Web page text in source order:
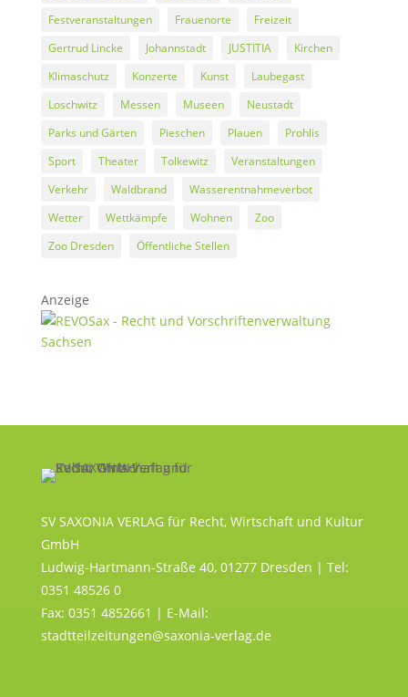
Festveranstaltungen
Frauenorte
Freizeit
Gertrud Lincke
Johannstadt JUSTITIA
Kirchen
Klimaschutz
Konzerte Kunst
Laubegast
Loschwitz
Messen Museen
Neustadt
Parks und Gärten
Pieschen Plauen
Prohlis
Sport
Theater Tolkewitz
Veranstaltungen
Verkehr
Waldbrand
Wasserentnahmeverbot
Wetter
Wettkämpfe Wohnen
Zoo
Zoo Dresden
Öffentliche Stellen
Anzeige
SV SAXONIA VERLAG für Recht, Wirtschaft und Kultur
GmbH
Ludwig-Hartmann-Straße 40, 01277 Dresden | Tel:
0351 48526 0
Fax: 0351 4852661 | E-Mail:
stadtteilzeitungen@saxonia-verlag.de